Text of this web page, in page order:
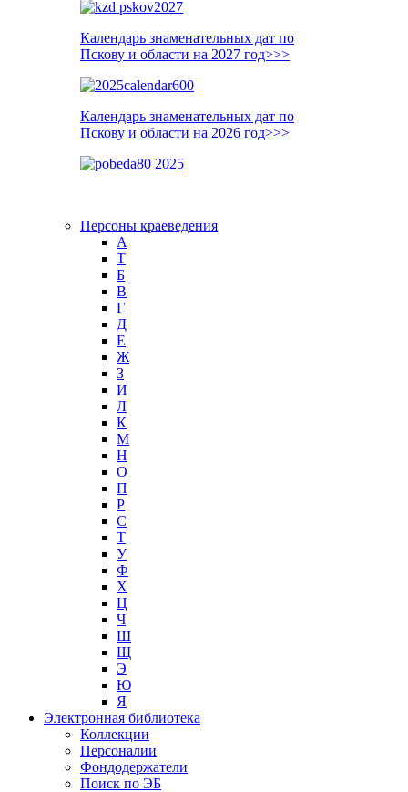
Календарь знаменательных дат по
Пскову и области на 2027 год>>>
Календарь знаменательных дат по
Пскову и области на 2026 год>>>
Персоны краеведения
А
T
Б
В
Г
Д
Е
Ж
З
И
Л
К
М
Н
О
П
Р
С
Т
У
Ф
Х
Ц
Ч
Ш
Щ
Э
Ю
Я
Электронная библиотека
Коллекции
Персоналии
Фондодержатели
Поиск по ЭБ